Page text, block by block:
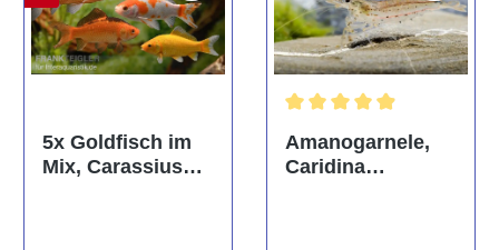
5x Goldfisch im
Mix, Carassius
Amanogarnele,
Caridina